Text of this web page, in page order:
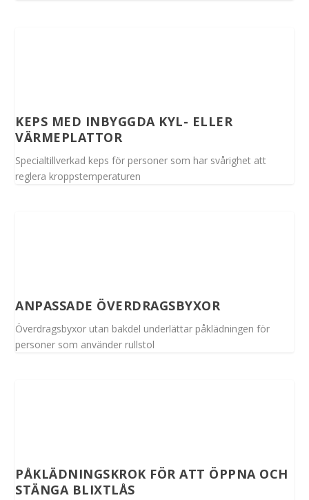
KEPS MED INBYGGDA KYL- ELLER
VÄRMEPLATTOR
Specialtillverkad keps för personer som har svårighet att
reglera kroppstemperaturen
ANPASSADE ÖVERDRAGSBYXOR
Överdragsbyxor utan bakdel underlättar påklädningen för
personer som använder rullstol
PÅKLÄDNINGSKROK FÖR ATT ÖPPNA OCH
STÄNGA BLIXTLÅS